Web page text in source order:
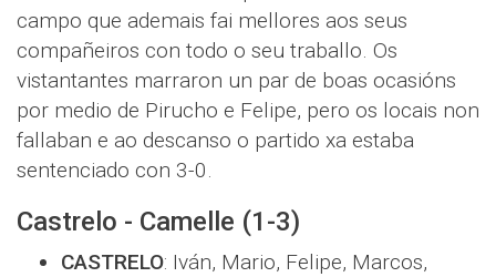
campo que ademais fai mellores aos seus
compañeiros con todo o seu traballo. Os
vistantantes marraron un par de boas ocasións
por medio de Pirucho e Felipe, pero os locais non
fallaban e ao descanso o partido xa estaba
sentenciado con 3-0.
Castrelo - Camelle (1-3)
CASTRELO: Iván, Mario, Felipe, Marcos,